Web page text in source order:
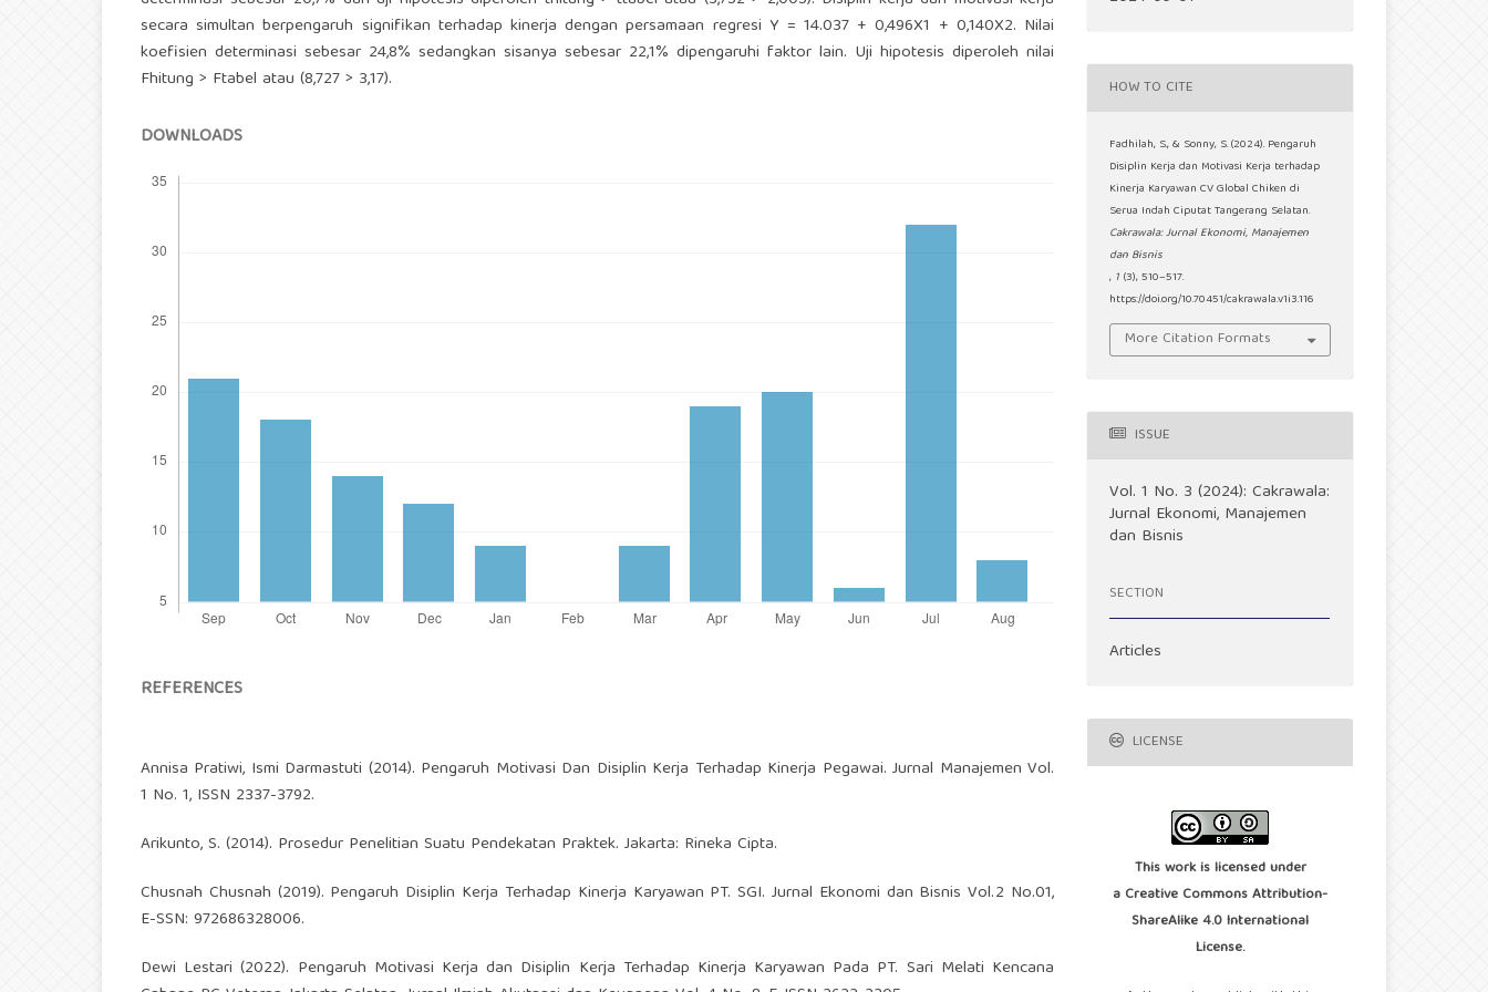
secara simultan berpengaruh signifikan terhadap kinerja dengan persamaan regresi Y = 14.037 + 0,496X1 + 0,140X2. Nilai
koefisien determinasi sebesar 24,8% sedangkan sisanya sebesar 22,1% dipengaruhi faktor lain. Uji hipotesis diperoleh nilai
Fhitung > Ftabel atau (8,727 > 3,17).
DOWNLOADS
REFERENCES
Annisa Pratiwi, Ismi Darmastuti (2014). Pengaruh Motivasi Dan Disiplin Kerja Terhadap Kinerja Pegawai. Jurnal Manajemen Vol.
1 No. 1, ISSN 2337-3792.
Arikunto, S. (2014). Prosedur Penelitian Suatu Pendekatan Praktek. Jakarta: Rineka Cipta.
Chusnah Chusnah (2019). Pengaruh Disiplin Kerja Terhadap Kinerja Karyawan PT. SGI. Jurnal Ekonomi dan Bisnis Vol.2 No.01,
E-SSN: 972686328006.
Dewi Lestari (2022). Pengaruh Motivasi Kerja dan Disiplin Kerja Terhadap Kinerja Karyawan Pada PT. Sari Melati Kencana
HOW TO CITE
Fadhilah, S., & Sonny, S. (2024). Pengaruh
Disiplin Kerja dan Motivasi Kerja terhadap
Kinerja Karyawan CV Global Chiken di
Serua Indah Ciputat Tangerang Selatan.
Cakrawala: Jurnal Ekonomi, Manajemen
dan Bisnis
, 1 (3), 510–517.
https://doi.org/10.70451/cakrawala.v1i3.116
More Citation Formats
ISSUE
Vol. 1 No. 3 (2024): Cakrawala:
Jurnal Ekonomi, Manajemen
dan Bisnis
SECTION
Articles
LICENSE
This work is licensed under
a Creative Commons Attribution-
ShareAlike 4.0 International
License.